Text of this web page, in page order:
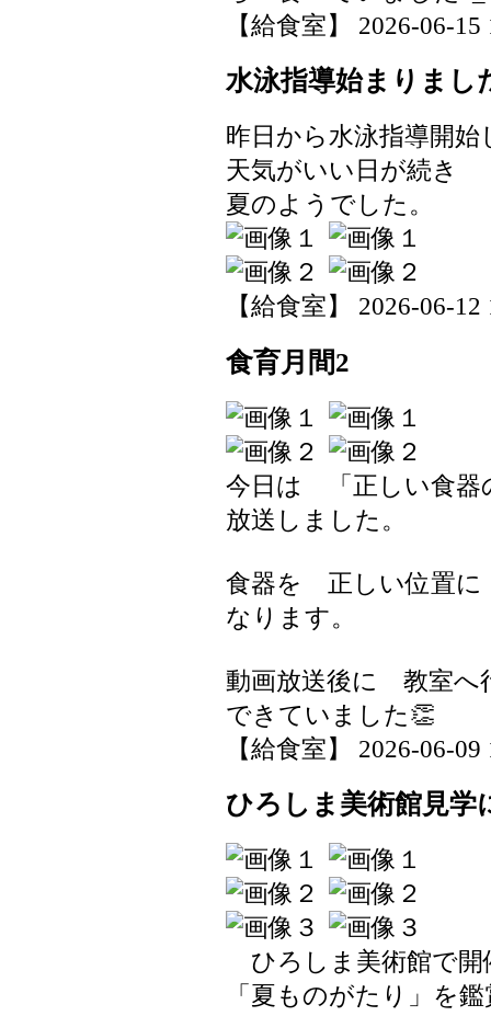
【給食室】 2026-06-
水泳指導始まりまし
昨日から水泳指導開始
天気がいい日が続き
夏のようでした。
【給食室】 2026-06-
食育月間2
今日は 「正しい食
放送しました。
食器を 正しい位置
なります。
動画放送後に 教室
できていました👏
【給食室】 2026-06-
ひろしま美術館見学
ひろしま美術館で開
「夏ものがたり」を